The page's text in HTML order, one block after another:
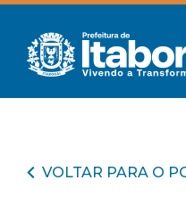
VOLTAR PARA O